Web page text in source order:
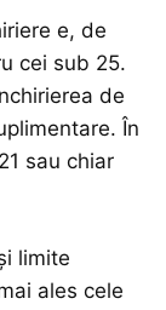
e, de
cei sub 25.
de
În
sau chiar
limite
ales cele